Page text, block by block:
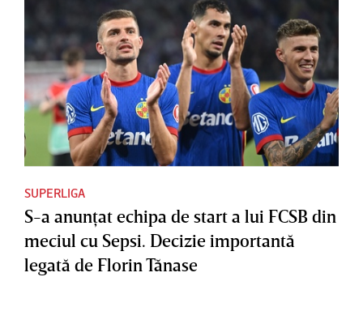
SUPERLIGA
S-a anunţat echipa de start a lui FCSB din
meciul cu Sepsi. Decizie importantă
legată de Florin Tănase